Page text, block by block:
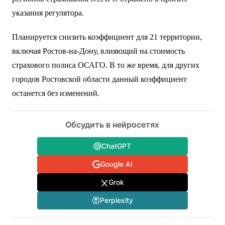
указания регулятора.
Планируется снизить коэффициент для 21 территории,
включая Ростов-на-Дону, влияющий на стоимость
страхового полиса ОСАГО. В то же время, для других
городов Ростовской области данный коэффициент
останется без изменений.
Обсудить в нейросетях
ChatGPT
Google AI
Grok
Perplexity